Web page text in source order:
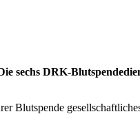
sechs DRK-
Blutspende